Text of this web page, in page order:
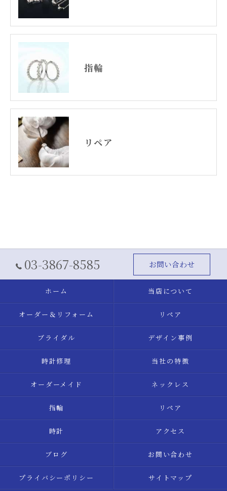
指輪
リペア
03-3867-8585 お問い合わせ
ホーム 当店について
オーダー＆リフォーム リペア
ブライダル デザイン事例
時計修理 当社の特徴
オーダーメイド ネックレス
指輪 リペア
時計 アクセス
ブログ お問い合わせ
プライバシーポリシー サイトマップ